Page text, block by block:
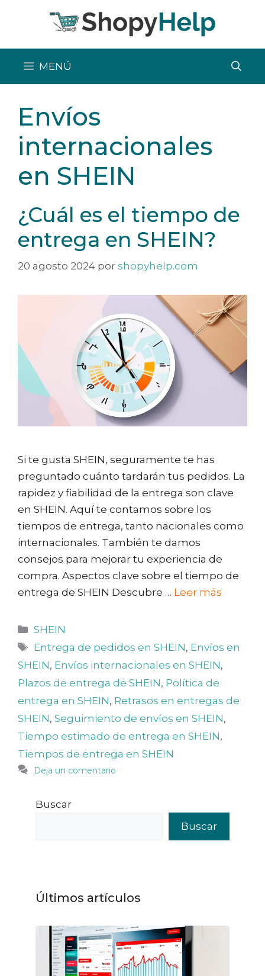
MENÚ
Envíos
internacionales
en SHEIN
¿Cuál es el tiempo de
entrega en SHEIN?
20 agosto 2024 por shopyhelp.com
Si te gusta SHEIN, seguramente te has
preguntado cuánto tardarán tus pedidos. La
rapidez y fiabilidad de la entrega son clave
en SHEIN. Aquí te contamos sobre los
tiempos de entrega, tanto nacionales como
internacionales. También te damos
consejos para mejorar tu experiencia de
compra. Aspectos clave sobre el tiempo de
entrega de SHEIN Descubre … Leer más
Categorías
SHEIN
Etiquetas
Entrega de pedidos en SHEIN, Envíos en
SHEIN, Envíos internacionales en SHEIN,
Plazos de entrega de SHEIN, Política de
entrega en SHEIN, Retrasos en entregas de
SHEIN, Seguimiento de envíos en SHEIN,
Tiempo estimado de entrega en SHEIN,
Tiempos de entrega en SHEIN
Deja un comentario
Buscar
Buscar
Últimos artículos